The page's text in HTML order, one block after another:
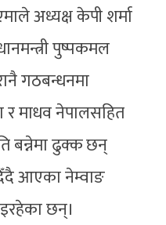
अध्यक्ष केपी शर्मा
पुष्पकमल
गठबन्धनमा
र माधव नेपालसहित
बन्नेमा ढुक्क छन्
आएका नेम्वाङ
छन्।